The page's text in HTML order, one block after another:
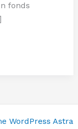
fonds
WordPress Astra